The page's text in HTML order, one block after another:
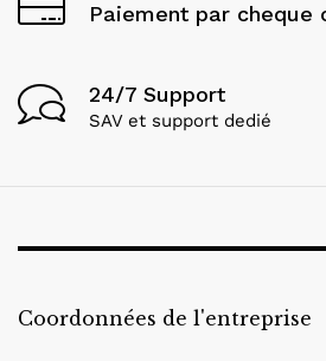
Paiement par cheque
24/7 Support
SAV et support dedié
Coordonnées de l'entreprise